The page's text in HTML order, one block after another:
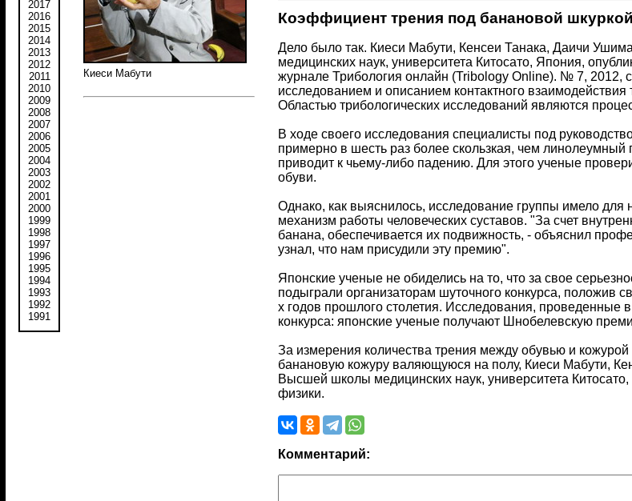
2017
2016
2015
2014
2013
2012
2011
2010
2009
2008
2007
2006
2005
2004
2003
2002
2001
2000
1999
1998
1997
1996
1995
1994
1993
1992
1991
Киеси Мабути
Коэффициент трения под банановой шкуркой
Дело было так. Киеси Мабути, Кенсеи Танака, Даичи
медицинских наук, университета Китосато, Япония,
журнале Трибология онлайн (Tribology Online). № 7, 2012,
исследованием и описанием контактного
Областью трибологических исследований являются
В ходе своего исследования специалисты под
примерно в шесть раз более скользкая, чем линолеумный
приводит к чьему-либо падению. Для этого ученые
обуви.
Однако, как выяснилось, исследование группы имело для
механизм работы человеческих суставов. "За счет
банана, обеспечивается их подвижность, - объяснил
узнал, что нам присудили эту премию".
Японские ученые не обиделись на то, что за свое
подыграли организаторам шуточного конкурса, положив
х годов прошлого столетия. Исследования, проведенные
конкурса: японские ученые получают Шнобелевскую
За измерения количества трения между обувью и
банановую кожуру валяющуюся на полу, Киеси Мабути,
Высшей школы медицинских наук, университета
физики.
Комментарий: